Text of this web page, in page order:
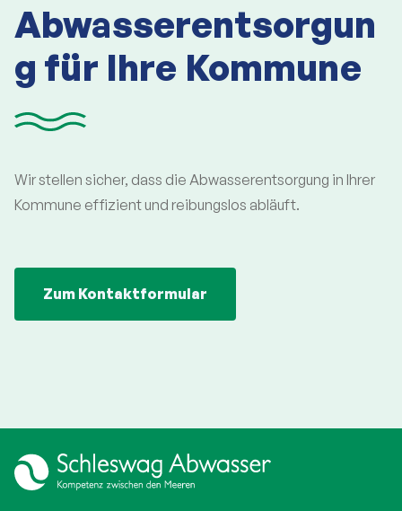
Abwasserentsorgun
g für Ihre Kommune
Wir stellen sicher, dass die Abwasserentsorgung in Ihrer
Kommune effizient und reibungslos abläuft.
Zum Kontaktformular